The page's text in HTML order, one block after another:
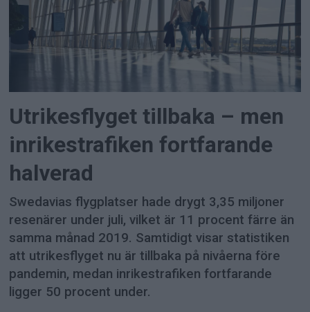
Utrikesflyget tillbaka – men
inrikestrafiken fortfarande
halverad
Swedavias flygplatser hade drygt 3,35 miljoner
resenärer under juli, vilket är 11 procent färre än
samma månad 2019. Samtidigt visar statistiken
att utrikesflyget nu är tillbaka på nivåerna före
pandemin, medan inrikestrafiken fortfarande
ligger 50 procent under.